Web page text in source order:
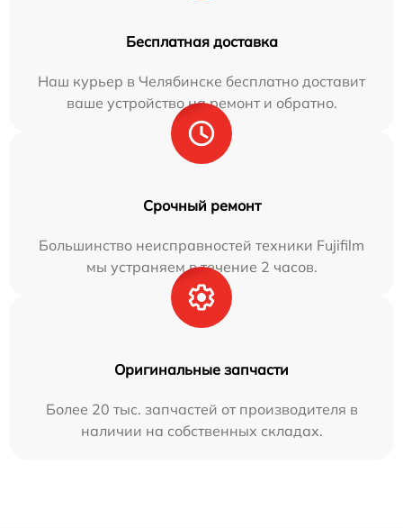
Бесплатная доставка
Наш курьер в Челябинске бесплатно доставит
ваше устройство на ремонт и обратно.
Срочный ремонт
Большинство неисправностей техники Fujifilm
мы устраняем в течение 2 часов.
Оригинальные запчасти
Более 20 тыс. запчастей от производителя в
наличии на собственных складах.